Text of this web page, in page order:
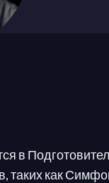
в
таких как